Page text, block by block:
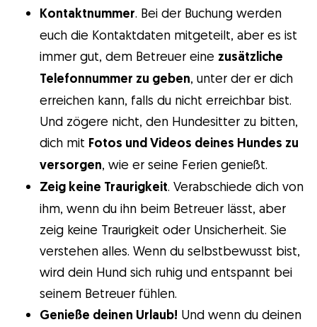
Kontaktnummer. Bei der Buchung werden
euch die Kontaktdaten mitgeteilt, aber es ist
immer gut, dem Betreuer eine zusätzliche
Telefonnummer zu geben, unter der er dich
erreichen kann, falls du nicht erreichbar bist.
Und zögere nicht, den Hundesitter zu bitten,
dich mit Fotos und Videos deines Hundes zu
versorgen, wie er seine Ferien genießt.
Zeig keine Traurigkeit. Verabschiede dich von
ihm, wenn du ihn beim Betreuer lässt, aber
zeig keine Traurigkeit oder Unsicherheit. Sie
verstehen alles. Wenn du selbstbewusst bist,
wird dein Hund sich ruhig und entspannt bei
seinem Betreuer fühlen.
Genieße deinen Urlaub! Und wenn du deinen